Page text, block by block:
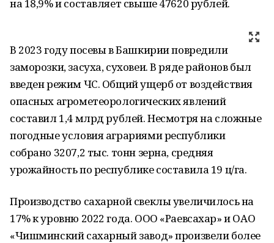
на 18,9% и составляет свыше 47620 рублей.
В 2023 году посевы в Башкирии повредили
заморозки, засуха, суховеи. В ряде районов был
введен режим ЧС. Общий ущерб от воздействия
опасных агрометеорологических явлений
составил 1,4 млрд рублей. Несмотря на сложные
погодные условия аграриями республики
собрано 3207,2 тыс. тонн зерна, средняя
урожайность по республике составила 19 ц/га.
Производство сахарной свеклы увеличилось на
17% к уровню 2022 года. ООО «Раевсахар» и ОАО
«Чишминский сахарный завод» произвели более